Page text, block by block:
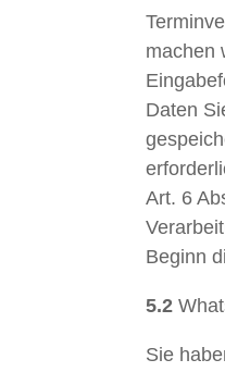
machen
Daten
Art. 6
Beginn
5.2
Sie